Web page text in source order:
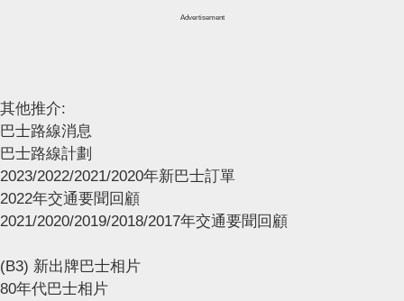
Advertisement
其他推介:
巴士路線消息
巴士路線計劃
2023/2022/2021/2020年新巴士訂單
2022年交通要聞回顧
2021/2020/2019/2018/2017年交通要聞回顧
(B3) 新出牌巴士相片
80年代巴士相片